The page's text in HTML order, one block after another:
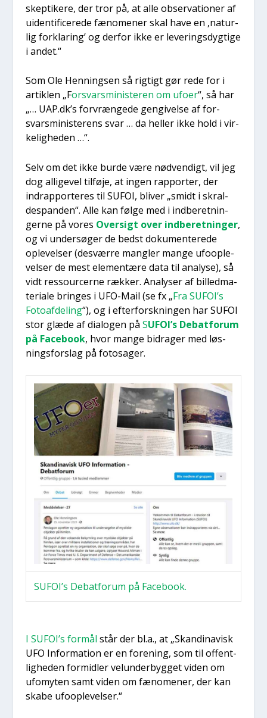
skep­ti­ke­re, der tror på, at alle obser­va­tio­ner af
uiden­ti­fi­ce­re­de fæno­me­ner skal have en ‚natur­
lig for­kla­ring’ og der­for ikke er leve­rings­dyg­ti­ge
i andet.“
Som Ole Hen­nings­en så rig­tigt gør rede for i
artik­len „Forsvars­mi­ni­ste­ren om ufo­er“, så har
„… UAP.dk’s forvræn­ge­de gen­gi­vel­se af for­
svars­mi­ni­ste­rens svar … da hel­ler ikke hold i vir­
ke­lig­he­den …“.
Selv om det ikke bur­de være nød­ven­digt, vil jeg
dog alli­ge­vel til­fø­je, at ingen rap­por­ter, der
indrap­por­te­res til SUFOI, bli­ver „smidt i skral­
des­pan­den“. Alle kan føl­ge med i ind­be­ret­nin­
ger­ne på vores Over­sigt over ind­be­ret­nin­ger,
og vi under­sø­ger de bedst doku­men­te­re­de
ople­vel­ser (desvær­re mang­ler man­ge ufoop­le­
vel­ser de mest ele­men­tæ­re data til ana­ly­se), så
vidt res­sour­cer­ne ræk­ker. Ana­ly­ser af bil­led­ma­
te­ri­a­le brin­ges i UFO-Mail (se fx „Fra SUFOI’s
Foto­af­de­ling“), og i efter­forsk­nin­gen har SUFOI
stor glæ­de af dia­lo­gen på SUFOI’s Debat­forum
på Face­book, hvor man­ge bidra­ger med løs­
nings­for­slag på fotosa­ger.
SUFOI’s Debat­forum på Face­book.
I SUFOI’s for­mål står der bl.a., at „Skan­di­na­visk
UFO Infor­ma­tion er en for­e­ning, som til offent­
lig­he­den for­mid­ler velun­der­byg­get viden om
ufo­myten samt viden om fæno­me­ner, der kan
ska­be ufoop­le­vel­ser.“